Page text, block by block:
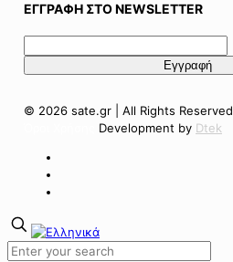
ΕΓΓΡΑΦΗ ΣΤΟ NEWSLETTER
© 2026 sate.gr | All Rights Reserved
Development by Dtek